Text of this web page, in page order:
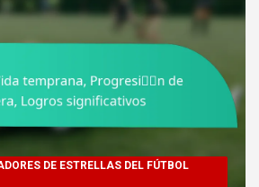
DE ESTRELLAS DEL FÚTBOL